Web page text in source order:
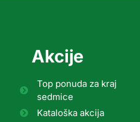
Akcije
Top ponuda za kraj
sedmice
Kataloška akcija